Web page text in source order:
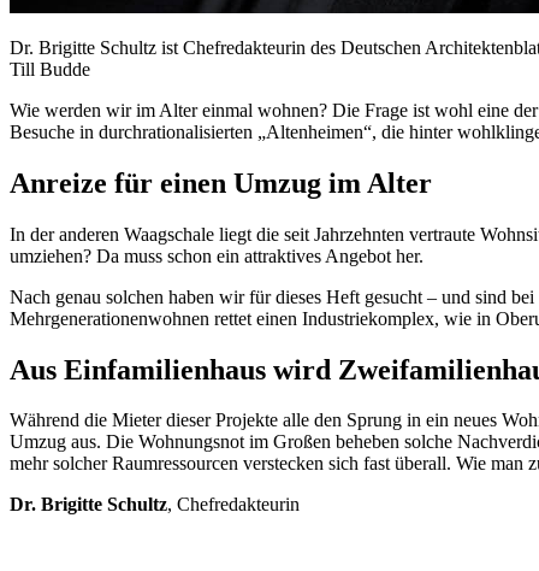
Dr. Brigitte Schultz ist Chefredakteurin des Deutschen
Till Budde
Wie werden wir im Alter einmal wohnen? Die Frage ist wohl eine
Besuche in durchrationalisierten „Altenheimen“, die hinter
Anreize für einen Umzug im Alter
In der anderen Waagschale liegt die seit Jahrzehnten vertraute
umziehen? Da muss schon ein attraktives Angebot her.
Nach genau solchen haben wir für dieses Heft gesucht – und sind bei
Mehrgenerationenwohnen rettet einen Industriekomplex, wie in
Aus Einfamilienhaus wird
Während die Mieter dieser Projekte alle den Sprung in ein neues
Umzug aus. Die Wohnungsnot im Großen beheben solche
mehr solcher Raumressourcen verstecken sich fast überall. Wie man
Dr. Brigitte Schultz, Chefredakteurin